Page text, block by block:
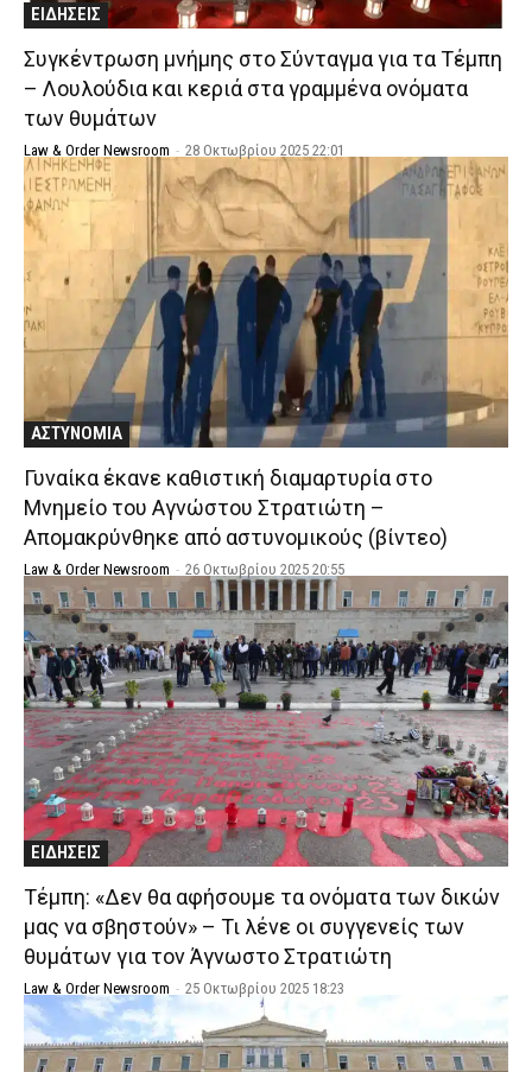
ΕΙΔΗΣΕΙΣ
Συγκέντρωση μνήμης στο Σύνταγμα για τα Τέμπη
– Λουλούδια και κεριά στα γραμμένα ονόματα
των θυμάτων
Law & Order Newsroom - 28 Οκτωβρίου 2025 22:01
ΑΣΤΥΝΟΜΙΑ
Γυναίκα έκανε καθιστική διαμαρτυρία στο
Μνημείο του Αγνώστου Στρατιώτη –
Απομακρύνθηκε από αστυνομικούς (βίντεο)
Law & Order Newsroom - 26 Οκτωβρίου 2025 20:55
ΕΙΔΗΣΕΙΣ
Τέμπη: «Δεν θα αφήσουμε τα ονόματα των δικών
μας να σβηστούν» – Τι λένε οι συγγενείς των
θυμάτων για τον Άγνωστο Στρατιώτη
Law & Order Newsroom - 25 Οκτωβρίου 2025 18:23